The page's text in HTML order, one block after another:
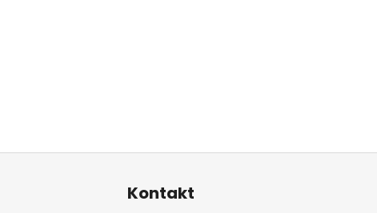
Kontakt